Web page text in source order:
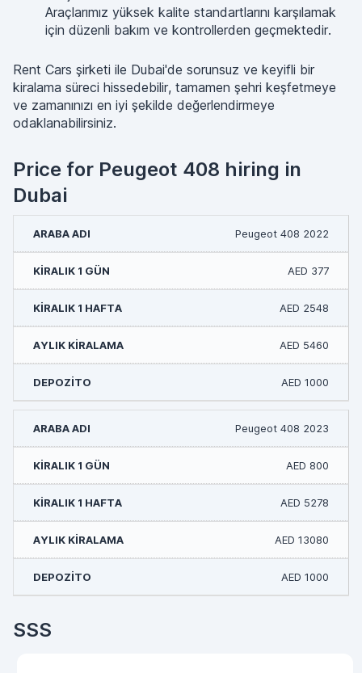
Araçlarımız yüksek kalite standartlarını karşılamak
için düzenli bakım ve kontrollerden geçmektedir.
Rent Cars şirketi ile Dubai'de sorunsuz ve keyifli bir
kiralama süreci hissedebilir, tamamen şehri keşfetmeye
ve zamanınızı en iyi şekilde değerlendirmeye
odaklanabilirsiniz.
Price for Peugeot 408 hiring in
Dubai
Peugeot 408 2022
AED 377
AED 2548
AED 5460
AED 1000
Peugeot 408 2023
AED 800
AED 5278
AED 13080
AED 1000
SSS